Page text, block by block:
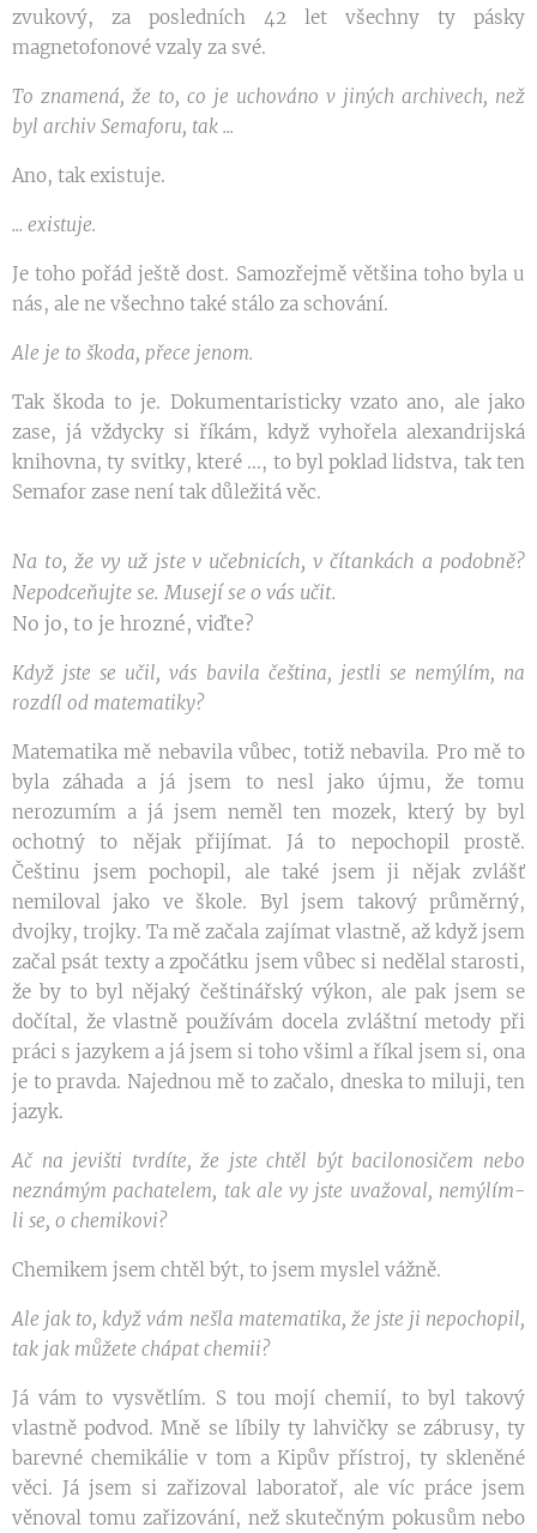
zvukový, za posledních 42 let všechny ty pásky
magnetofonové vzaly za své.
To znamená, že to, co je uchováno v jiných archivech, než
byl archiv Semaforu, tak ...
Ano, tak existuje.
... existuje.
Je toho pořád ještě dost. Samozřejmě většina toho byla u
nás, ale ne všechno také stálo za schování.
Ale je to škoda, přece jenom.
Tak škoda to je. Dokumentaristicky vzato ano, ale jako
zase, já vždycky si říkám, když vyhořela alexandrijská
knihovna, ty svitky, které ..., to byl poklad lidstva, tak ten
Semafor zase není tak důležitá věc.
Na to, že vy už jste v učebnicích, v čítankách a podobně?
Nepodceňujte se. Musejí se o vás učit.
No jo, to je hrozné, viďte?
Když jste se učil, vás bavila čeština, jestli se nemýlím, na
rozdíl od matematiky?
Matematika mě nebavila vůbec, totiž nebavila. Pro mě to
byla záhada a já jsem to nesl jako újmu, že tomu
nerozumím a já jsem neměl ten mozek, který by byl
ochotný to nějak přijímat. Já to nepochopil prostě.
Češtinu jsem pochopil, ale také jsem ji nějak zvlášť
nemiloval jako ve škole. Byl jsem takový průměrný,
dvojky, trojky. Ta mě začala zajímat vlastně, až když jsem
začal psát texty a zpočátku jsem vůbec si nedělal starosti,
že by to byl nějaký češtinářský výkon, ale pak jsem se
dočítal, že vlastně používám docela zvláštní metody při
práci s jazykem a já jsem si toho všiml a říkal jsem si, ona
je to pravda. Najednou mě to začalo, dneska to miluji, ten
jazyk.
Ač na jevišti tvrdíte, že jste chtěl být bacilonosičem nebo
neznámým pachatelem, tak ale vy jste uvažoval, nemýlím-
li se, o chemikovi?
Chemikem jsem chtěl být, to jsem myslel vážně.
Ale jak to, když vám nešla matematika, že jste ji nepochopil,
tak jak můžete chápat chemii?
Já vám to vysvětlím. S tou mojí chemií, to byl takový
vlastně podvod. Mně se líbily ty lahvičky se zábrusy, ty
barevné chemikálie v tom a Kipův přístroj, ty skleněné
věci. Já jsem si zařizoval laboratoř, ale víc práce jsem
věnoval tomu zařizování, než skutečným pokusům nebo